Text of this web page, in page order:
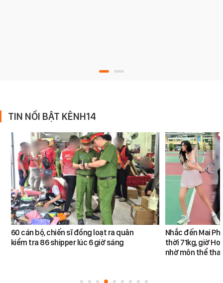
TIN NỔI BẬT KÊNH14
60 cán bộ, chiến sĩ đồng loạt ra quân
kiểm tra 86 shipper lúc 6 giờ sáng
Nhắc đến Mai
thời 71kg, giờ
nhờ môn thể